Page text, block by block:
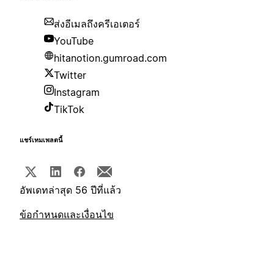
ส่งอีเมลถึงครีเอเตอร์
YouTube
hitanotion.gumroad.com
Twitter
Instagram
TikTok
แชร์เทมเพลตนี้
อัพเดทล่าสุด 56 ปีที่แล้ว
ข้อกำหนดและเงื่อนไข